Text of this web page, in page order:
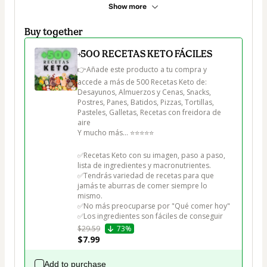
Show more
Buy together
+500 RECETAS KETO FÁCILES
👉Añade este producto a tu compra y
accede a más de 500 Recetas Keto de:
Desayunos, Almuerzos y Cenas, Snacks,
Postres, Panes, Batidos, Pizzas, Tortillas,
Pasteles, Galletas, Recetas con freidora de
aire
Y mucho más... ⭐⭐⭐⭐⭐
✅Recetas Keto con su imagen, paso a paso,
lista de ingredientes y macronutrientes.
✅Tendrás variedad de recetas para que
jamás te aburras de comer siempre lo
mismo.
✅No más preocuparse por "Qué comer hoy"
✅Los ingredientes son fáciles de conseguir
$29.59
73%
$7.99
Add to purchase